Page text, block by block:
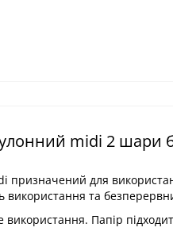
midi 2 шари
для
використання та
Папір